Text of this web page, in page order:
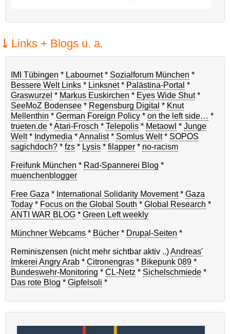
Links + Blogs u. a.
IMI Tübingen * Labournet* Sozialforum München *
Bessere Welt Links * Linksnet* Palästina-Portal *
Graswurzel * Markus Euskirchen * Eyes Wide Shut*
SeeMoZ Bodensee * Regensburg Digital * Knut
Mellenthin * German Foreign Policy * on the left side… *
trueten.de *Atari-Frosch * Telepolis * Metaowl * Junge
Welt* Indymedia *Annalist* Somlus Welt* SOPOS
sagichdoch? * fzs * Lysis * filapper * no-racism
Freifunk München * Rad-Spannerei Blog *
muenchenblogger
Free Gaza * International Solidarity Movement* Gaza
Today * Focus on the Global South * Global Research *
ANTI WAR BLOG * Green Left weekly
Münchner Webcams * Bücher * Drupal-Seiten *
Reminiszensen (nicht mehr sichtbar aktiv ..)Andreas'
Imkerei Angry Arab * Citronengras * Bikepunk 089 *
Bundeswehr-Monitoring * CL-Netz * Sichelschmiede *
Das rote Blog * Gipfelsoli *